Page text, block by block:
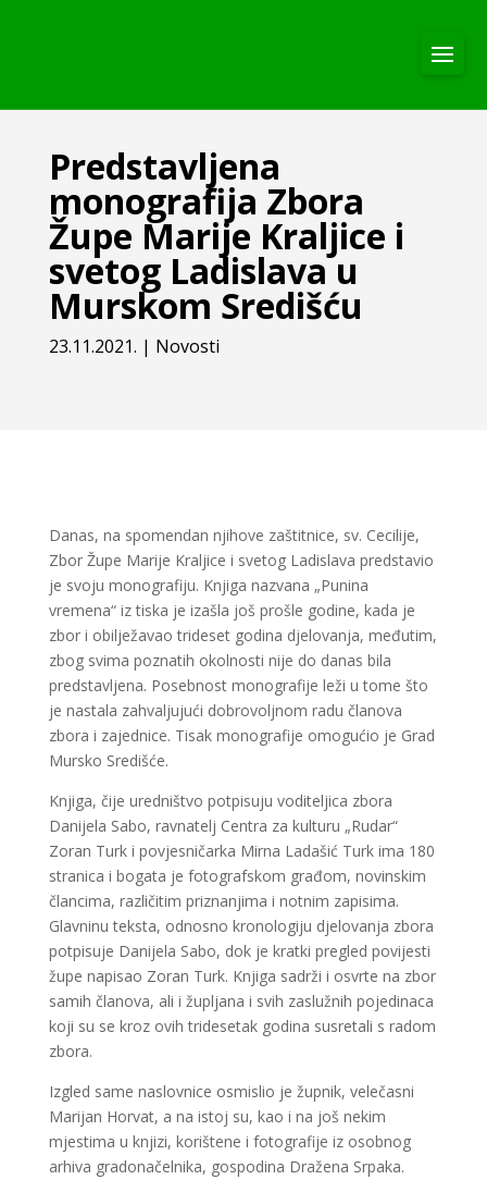
Predstavljena
monografija Zbora
Župe Marije Kraljice i
svetog Ladislava u
Murskom Središću
23.11.2021. | Novosti
Danas, na spomendan njihove zaštitnice, sv. Cecilije,
Zbor Župe Marije Kraljice i svetog Ladislava predstavio
je svoju monografiju. Knjiga nazvana „Punina
vremena“ iz tiska je izašla još prošle godine, kada je
zbor i obilježavao trideset godina djelovanja, međutim,
zbog svima poznatih okolnosti nije do danas bila
predstavljena. Posebnost monografije leži u tome što
je nastala zahvaljujući dobrovoljnom radu članova
zbora i zajednice. Tisak monografije omogućio je Grad
Mursko Središće.
Knjiga, čije uredništvo potpisuju voditeljica zbora
Danijela Sabo, ravnatelj Centra za kulturu „Rudar“
Zoran Turk i povjesničarka Mirna Ladašić Turk ima 180
stranica i bogata je fotografskom građom, novinskim
člancima, različitim priznanjima i notnim zapisima.
Glavninu teksta, odnosno kronologiju djelovanja zbora
potpisuje Danijela Sabo, dok je kratki pregled povijesti
župe napisao Zoran Turk. Knjiga sadrži i osvrte na zbor
samih članova, ali i župljana i svih zaslužnih pojedinaca
koji su se kroz ovih tridesetak godina susretali s radom
zbora.
Izgled same naslovnice osmislio je župnik, velečasni
Marijan Horvat, a na istoj su, kao i na još nekim
mjestima u knjizi, korištene i fotografije iz osobnog
arhiva gradonačelnika, gospodina Dražena Srpaka.